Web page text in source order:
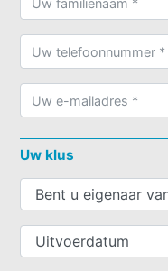
Uw klus